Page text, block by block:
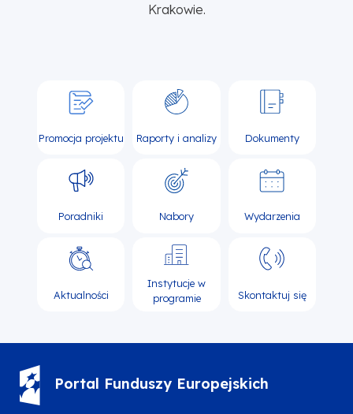
Krakowie.
Promocja projektu Raporty i analizy Dokumenty
Poradniki Nabory Wydarzenia
Aktualności
Instytucje w
programie
Skontaktuj się
Portal Funduszy Europejskich